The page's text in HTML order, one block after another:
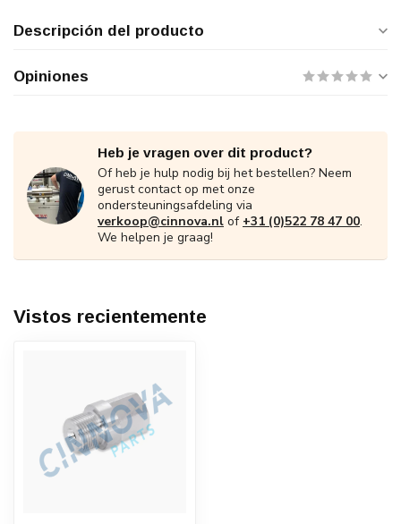
Descripción del producto
Opiniones
Heb je vragen over dit product?
Of heb je hulp nodig bij het bestellen? Neem
gerust contact op met onze
ondersteuningsafdeling via
verkoop@cinnova.nl of +31 (0)522 78 47 00.
We helpen je graag!
Vistos recientemente